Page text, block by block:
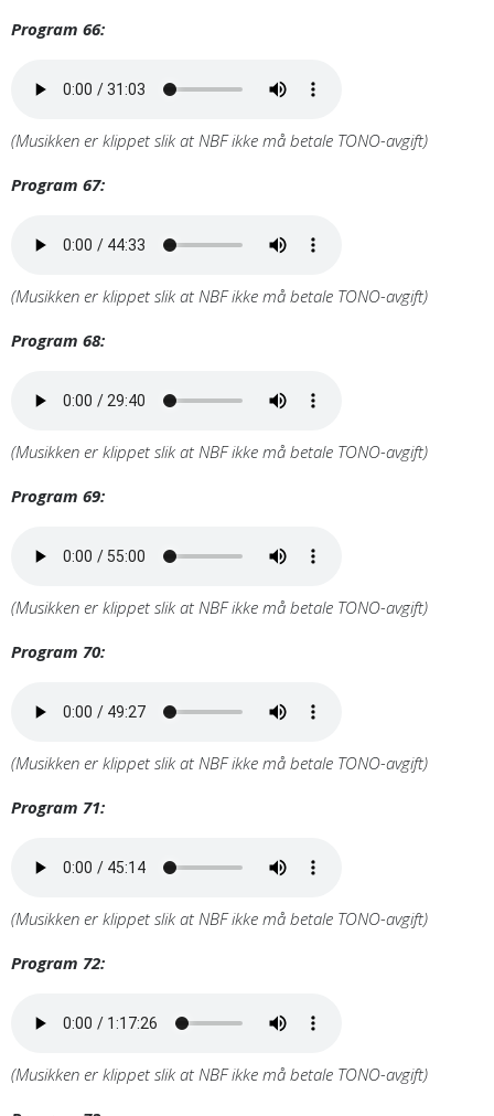
Program 66:
(Musikken er klippet slik at NBF ikke må betale TONO-avgift)
Program 67:
(Musikken er klippet slik at NBF ikke må betale TONO-avgift)
Program 68:
(Musikken er klippet slik at NBF ikke må betale TONO-avgift)
Program 69:
(Musikken er klippet slik at NBF ikke må betale TONO-avgift)
Program 70:
(Musikken er klippet slik at NBF ikke må betale TONO-avgift)
Program 71:
(Musikken er klippet slik at NBF ikke må betale TONO-avgift)
Program 72:
(Musikken er klippet slik at NBF ikke må betale TONO-avgift)